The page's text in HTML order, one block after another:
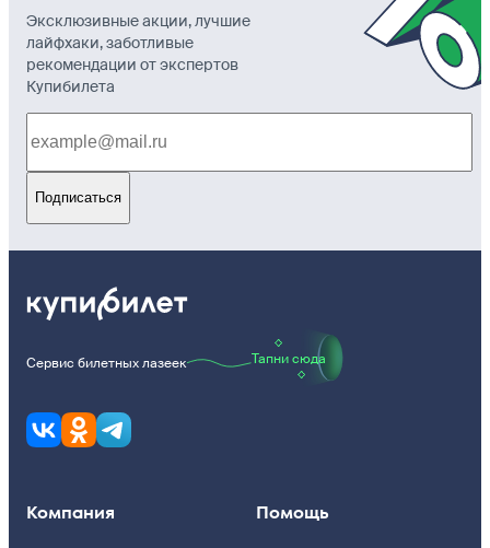
Эксклюзивные акции, лучшие
лайфхаки, заботливые
рекомендации от экспертов
Купибилета
Подписаться
Сервис билетных лазеек Тапни сюда
Компания Помощь